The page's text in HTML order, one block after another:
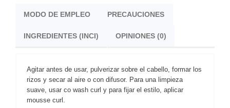
MODO DE EMPLEO PRECAUCIONES
INGREDIENTES (INCI) OPINIONES (0)
Agitar antes de usar, pulverizar sobre el cabello, formar los
rizos y secar al aire o con difusor. Para una limpieza
suave, usar co wash curl y para fijar el estilo, aplicar
mousse curl.